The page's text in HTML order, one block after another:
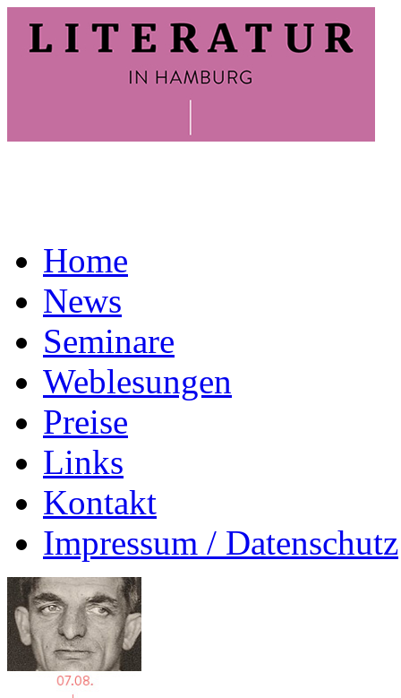
Home
News
Seminare
Weblesungen
Preise
Links
Kontakt
Impressum / Datenschutz